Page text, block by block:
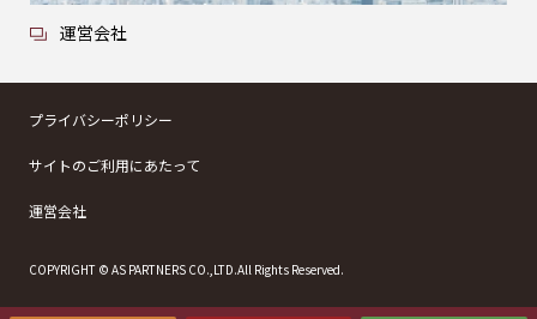
運営会社
プライバシーポリシー
サイトのご利用にあたって
運営会社
COPYRIGHT © AS PARTNERS CO.,LTD.All Rights Reserved.